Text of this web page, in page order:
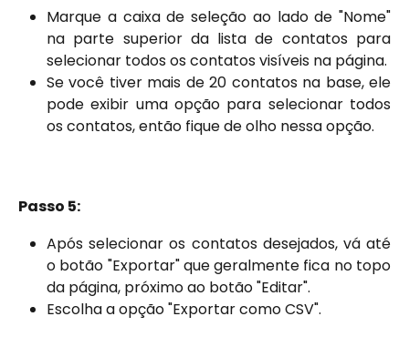
Marque a caixa de seleção ao lado de "Nome"
na parte superior da lista de contatos para
selecionar todos os contatos visíveis na página.
Se você tiver mais de 20 contatos na base, ele
pode exibir uma opção para selecionar todos
os contatos, então fique de olho nessa opção.
Passo 5:
Após selecionar os contatos desejados, vá até
o botão "Exportar" que geralmente fica no topo
da página, próximo ao botão "Editar".
Escolha a opção "Exportar como CSV".